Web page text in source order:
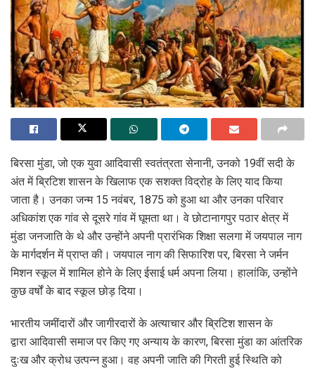
बिरसा मुंडा, जो एक युवा आदिवासी स्वतंत्रता सेनानी, उनको 19वीं सदी के
अंत में ब्रिटिश शासन के खिलाफ एक सशक्त विद्रोह के लिए याद किया
जाता है। उनका जन्म 15 नवंबर, 1875 को हुआ था और उनका परिवार
अधिकांश एक गांव से दूसरे गांव में घूमता था। वे छोटानागपुर पठार क्षेत्र में
मुंडा जनजाति के थे और उन्होंने अपनी प्रारंभिक शिक्षा सलगा में जयपाल नाग
के मार्गदर्शन में प्राप्त की। जयपाल नाग की सिफारिश पर, बिरसा ने जर्मन
मिशन स्कूल में शामिल होने के लिए ईसाई धर्म अपना लिया। हालांकि, उन्होंने
कुछ वर्षों के बाद स्कूल छोड़ दिया।
भारतीय जमींदारों और जागीरदारों के अत्याचार और ब्रिटिश शासन के
द्वारा आदिवासी समाज पर किए गए अन्याय के कारण, बिरसा मुंडा का आंतरिक
दुःख और क्रोध उत्पन्न हुआ। वह अपनी जाति की गिरती हुई स्थिति को